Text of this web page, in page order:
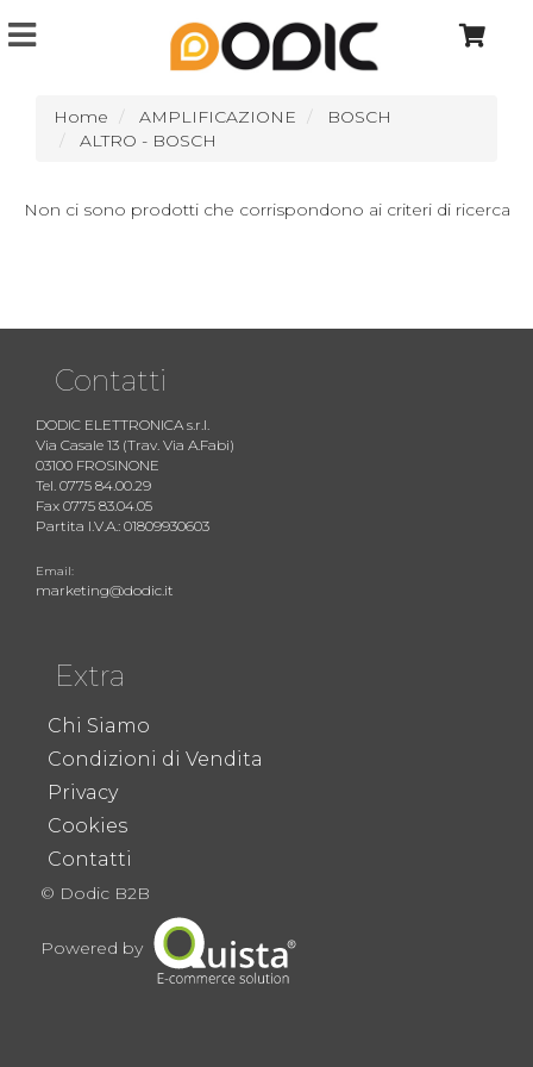
Home AMPLIFICAZIONE
BOSCH
ALTRO - BOSCH
Non ci sono prodotti che corrispondono ai criteri di ricerca
Contatti
DODIC ELETTRONICA s.r.l.
Via Casale 13 (Trav. Via A.Fabi)
03100 FROSINONE
Tel. 0775 84.00.29
Fax 0775 83.04.05
Partita I.V.A.: 01809930603
Email:
marketing@dodic.it
Extra
Chi Siamo
Condizioni di Vendita
Privacy
Cookies
Contatti
© Dodic B2B
Powered by